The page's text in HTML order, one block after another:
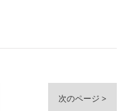
次のページ >